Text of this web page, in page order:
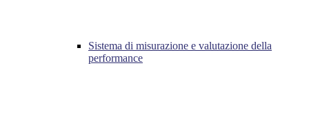
Sistema di misurazione e valutazione della
performance